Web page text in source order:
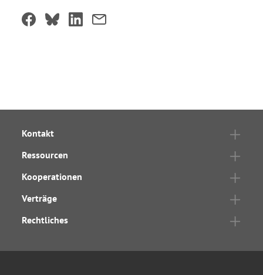
Kontakt
Ressourcen
Kooperationen
Verträge
Rechtliches